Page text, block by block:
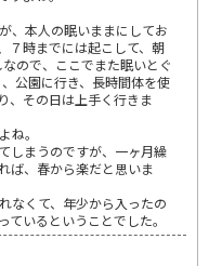
、本人の眠いままにしてお
７時までには起こして、朝
ので、ここでまた眠いとぐ
公園に行き、長時間体を使
、その日は上手く行きま
ね。
しまうのですが、一ヶ月繰
ば、春から楽だと思いま
なくて、年少から入ったの
いるということでした。